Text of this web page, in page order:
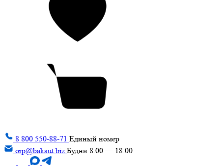
8 800 550-88-71 Единый номер
orp@bakaut.biz Будни 8:00 — 18:00